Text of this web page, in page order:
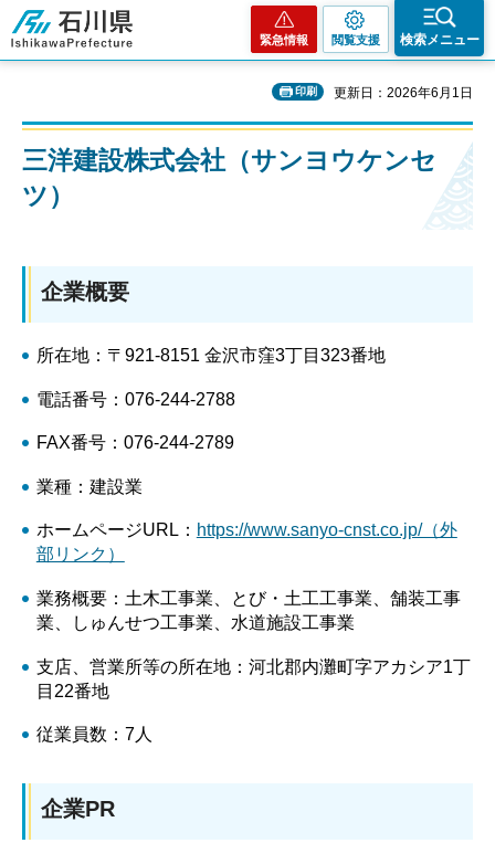
石川県
緊急情報 閲覧支援 検索メニュー
印刷 更新日：2026年6月1日
三洋建設株式会社（サンヨウケンセ
ツ）
企業概要
所在地：〒921-8151 金沢市窪3丁目323番地
電話番号：076-244-2788
FAX番号：076-244-2789
業種：建設業
ホームページURL： https://www.sanyo-cnst.co.jp/（外
部リンク）
業務概要：土木工事業、とび・土工工事業、舗装工事
業、しゅんせつ工事業、水道施設工事業
支店、営業所等の所在地：河北郡内灘町字アカシア1丁
目22番地
従業員数：7人
企業PR